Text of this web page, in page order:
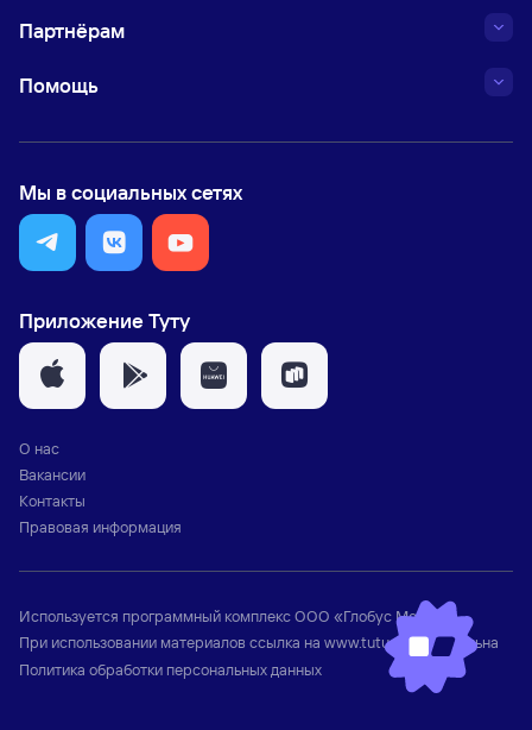
Партнёрам
Помощь
Мы в социальных сетях
Приложение Туту
О нас
Вакансии
Контакты
Правовая информация
Используется программный комплексООО «Глобус Медиа»
При использовании материалов ссылка на www.tutu.ru обязательна
Политика обработки персональных данных